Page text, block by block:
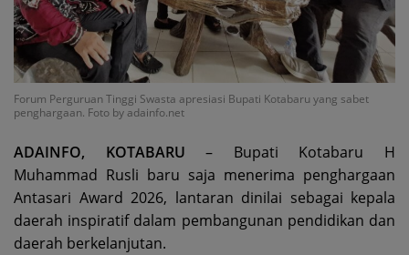
Forum Perguruan Tinggi Swasta apresiasi Bupati Kotabaru yang sabet
penghargaan. Foto by adainfo.net
ADAINFO, KOTABARU – Bupati Kotabaru H
Muhammad Rusli baru saja menerima penghargaan
Antasari Award 2026, lantaran dinilai sebagai kepala
daerah inspiratif dalam pembangunan pendidikan dan
daerah berkelanjutan.